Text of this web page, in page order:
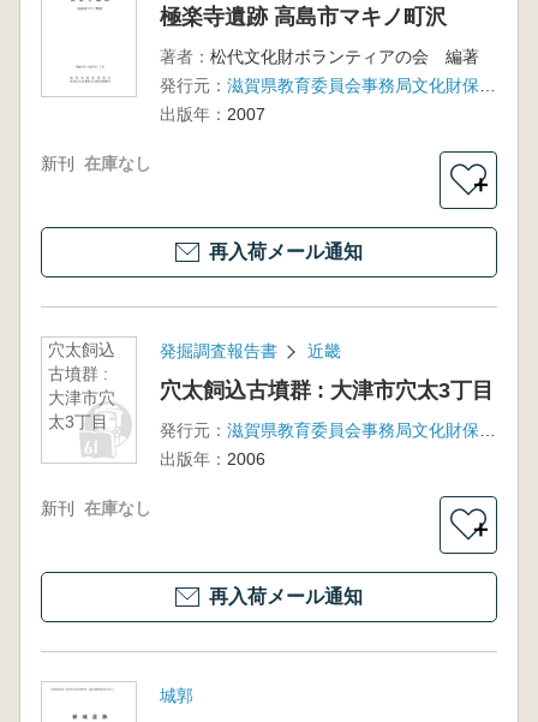
極楽寺遺跡 高島市マキノ町沢
著者： 松代文化財ボランティアの会 編著
発行元：
出版年： 2007
新刊 在庫なし
＋
再入荷メール通知
穴太飼込
古墳群 :
大津市穴
太3丁目
発掘調査報告書 近畿
穴太飼込古墳群 : 大津市穴太3丁目
発行元：
出版年： 2006
新刊 在庫なし
＋
再入荷メール通知
城郭